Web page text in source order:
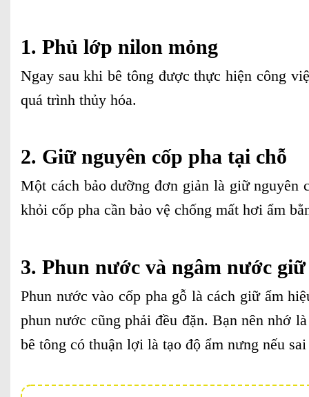
1. Phủ lớp nilon mỏng
Ngay sau khi bê tông được thực hiện công
quá trình thủy hóa.
2. Giữ nguyên cốp pha tại chỗ
Một cách bảo dưỡng đơn giản là giữ nguyên
khỏi cốp pha cần bảo vệ chống mất hơi ẩm
3. Phun nước và ngâm nước
Phun nước vào cốp pha gỗ là cách giữ ẩm
phun nước cũng phải đều đặn. Bạn nên nhớ
bê tông có thuận lợi là tạo độ ẩm nưng nếu